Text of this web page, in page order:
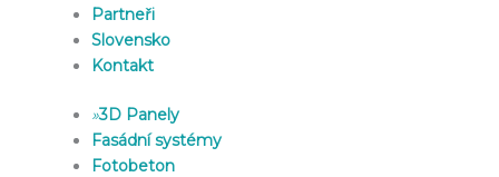
Partneři
Slovensko
Kontakt
»3D Panely
Fasádní systémy
Fotobeton